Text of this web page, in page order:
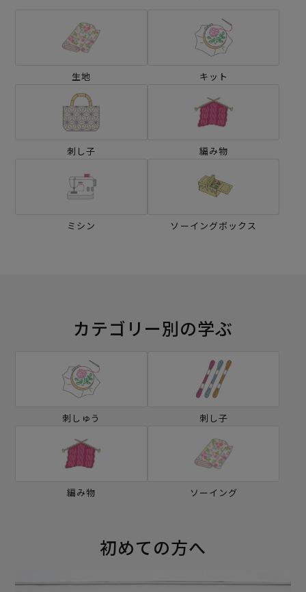
生地 キット
刺し子 編み物
ミシン ソーイングボックス
カテゴリー別の学ぶ
刺しゅう 刺し子
編み物 ソーイング
初めての方へ